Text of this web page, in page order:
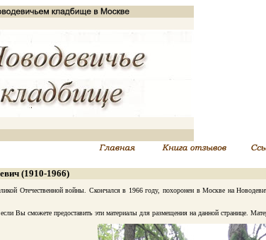
(1910-1966)
Отечественной войны. Скончался в 1966 году, похоронен в Москве на
Вы сможете предоставить эти материалы для размещения на данной странице.